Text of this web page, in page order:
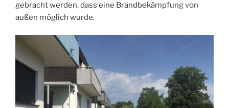
gebracht werden, dass eine Brandbekämpfung von
außen möglich wurde.